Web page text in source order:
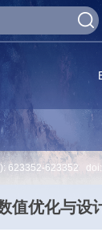
: 623352-623352 doi:
值优化与设